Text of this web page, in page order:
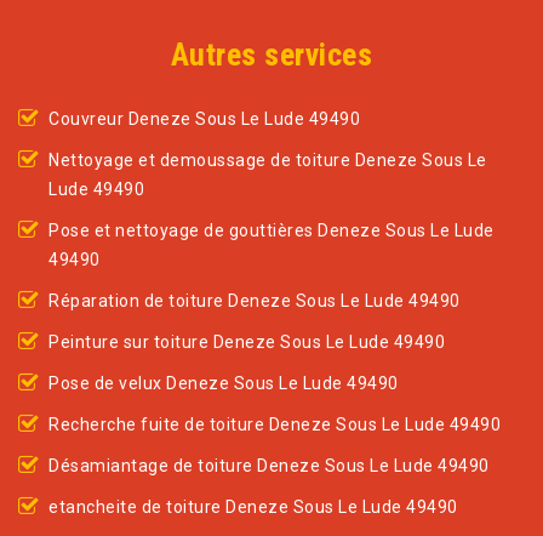
Autres services
Couvreur Deneze Sous Le Lude 49490
Nettoyage et demoussage de toiture Deneze Sous Le
Lude 49490
Pose et nettoyage de gouttières Deneze Sous Le Lude
49490
Réparation de toiture Deneze Sous Le Lude 49490
Peinture sur toiture Deneze Sous Le Lude 49490
Pose de velux Deneze Sous Le Lude 49490
Recherche fuite de toiture Deneze Sous Le Lude 49490
Désamiantage de toiture Deneze Sous Le Lude 49490
etancheite de toiture Deneze Sous Le Lude 49490